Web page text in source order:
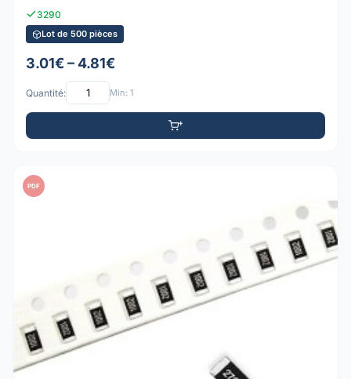
3290
Lot de 500 pièces
3.01€ – 4.81€
Quantité: Min: 1
PDF